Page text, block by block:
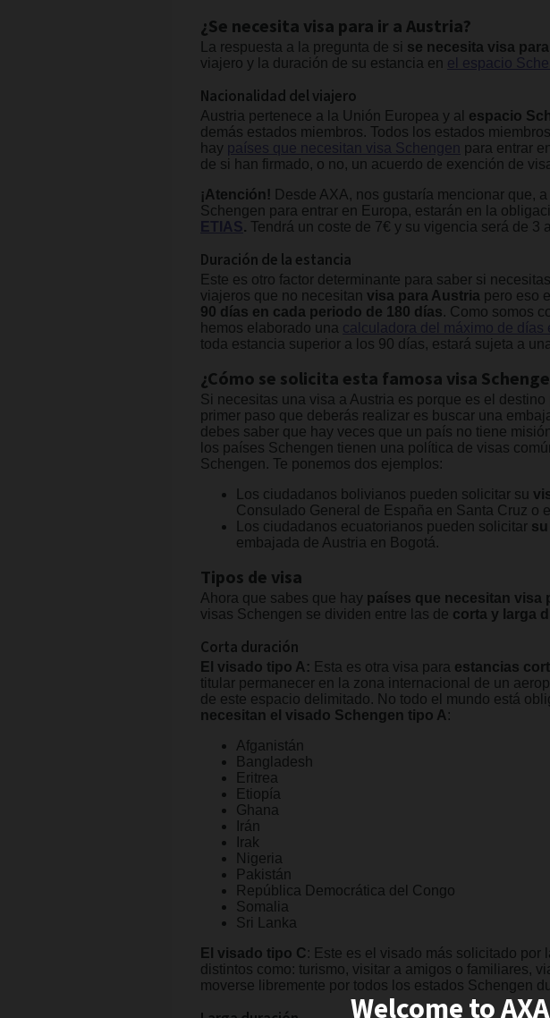
Welcome to
¿Se necesita visa para ir a Austria?
La respuesta a la pregunta de si se necesita visa
viajero y la duración de su estancia en el espacio
Nacionalidad del viajero
Austria pertenece a la Unión Europea y al espacio
demás estados miembros. Todos los estados
hay
países que necesitan visa Schengen para entrar
de si han firmado, o no, un acuerdo de exención de
¡Atención! Desde AXA, nos gustaría mencionar que,
Schengen para entrar en Europa, estarán en la
ETIAS. Tendrá un coste de 7€ y su vigencia será de
Duración de la estancia
Este es otro factor determinante para saber si
viajeros que no necesitan visa para Austria pero eso
90 días en cada periodo de 180 días. Como somos
hemos elaborado una calculadora del máximo de días
toda estancia superior a los 90 días, estará sujeta a
¿Cómo se solicita esta famosa visa
Si necesitas una visa a Austria es porque es el
primer paso que deberás realizar es buscar una
debes saber que hay veces que un país no tiene
los países Schengen tienen una política de visas
Schengen. Te ponemos dos ejemplos:
Los ciudadanos bolivianos pueden solicitar su
Consulado General de España en Santa Cruz o
Los ciudadanos ecuatorianos pueden solicitar
embajada de Austria en Bogotá.
Tipos de visa
Ahora que sabes que hay países que necesitan visa
visas Schengen se dividen entre las de corta y larga
Corta duración
El visado tipo A: Esta es otra visa para estancias
titular permanecer en la zona internacional de un
de este espacio delimitado. No todo el mundo está
necesitan el visado Schengen tipo A :
Afganistán
Bangladesh
Eritrea
Etiopía
Ghana
Irán
Irak
Nigeria
Pakistán
República Democrática del Congo
Somalia
Sri Lanka
El visado tipo C : Este es el visado más solicitado por
distintos como: turismo, visitar a amigos o familiares,
moverse libremente por todos los estados Schengen